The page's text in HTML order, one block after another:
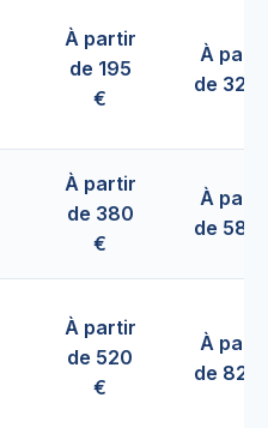
À partir
de 195
€
À
de 320
À partir
de 380
€
À
de 580
À partir
de 520
€
À
de 820